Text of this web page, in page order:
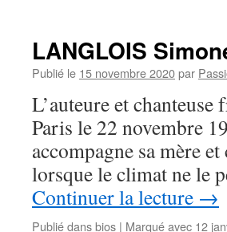
LANGLOIS
Publié le 15 novembre 2020par
L’auteure et
Paris le 22 novembre
accompagne sa mère
lorsque le climat ne le
Continuer la lecture →
Publié dansbios | Marqué avec 12